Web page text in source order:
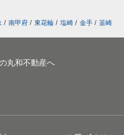
/ 南甲府 / 東花輪 / 塩崎 / 金手 / 韮崎
丸和不動産へ